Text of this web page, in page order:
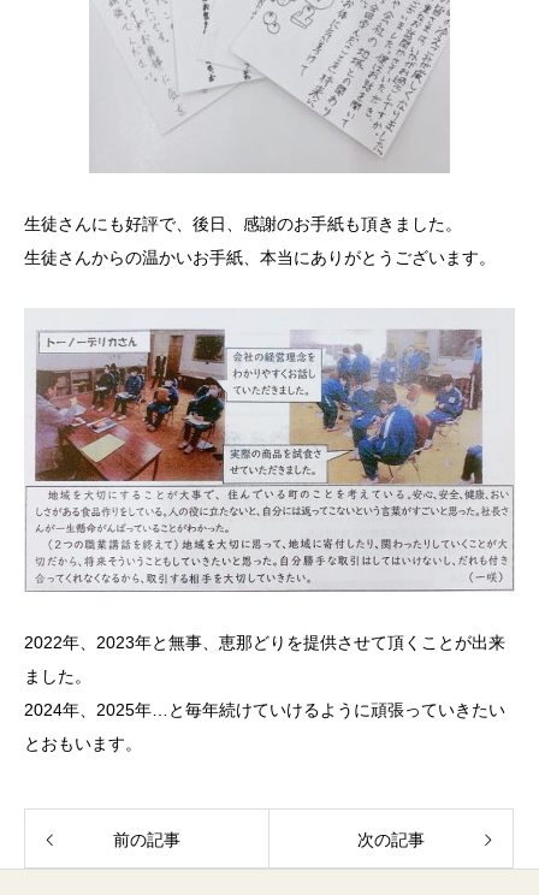
生徒さんにも好評で、後日、感謝のお手紙も頂きました。
生徒さんからの温かいお手紙、本当にありがとうございます。
2022年、2023年と無事、恵那どりを提供させて頂くことが出来
ました。
2024年、2025年…と毎年続けていけるように頑張っていきたい
とおもいます。
前の記事 次の記事